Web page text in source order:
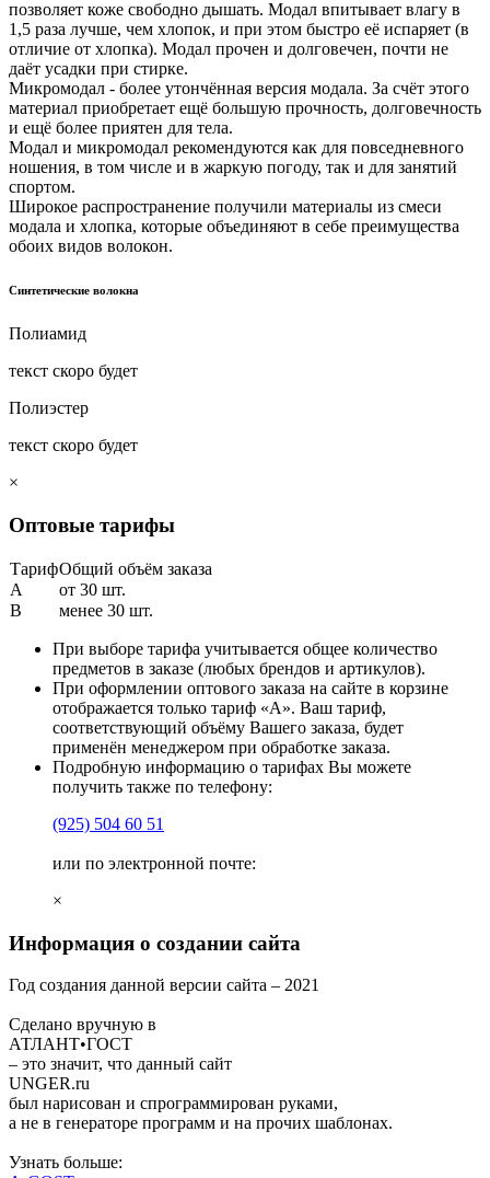
позволяет коже свободно дышать. Модал впитывает влагу в
1,5 раза лучше, чем хлопок, и при этом быстро её испаряет (в
отличие от хлопка). Модал прочен и долговечен, почти не
даёт усадки при стирке.
Микромодал - более утончённая версия модала. За счёт этого
материал приобретает ещё большую прочность, долговечность
и ещё более приятен для тела.
Модал и микромодал рекомендуются как для повседневного
ношения, в том числе и в жаркую погоду, так и для занятий
спортом.
Широкое распространение получили материалы из смеси
модала и хлопка, которые объединяют в себе преимущества
обоих видов волокон.
Синтетические волокна
Полиамид
текст скоро будет
Полиэстер
текст скоро будет
×
Оптовые тарифы
ТарифОбщий объём заказа
A
от 30 шт.
B
менее 30 шт.
При выборе тарифа учитывается общее количество
предметов в заказе (любых брендов и артикулов).
При оформлении оптового заказа на сайте в корзине
отображается только тариф «А». Ваш тариф,
соответствующий объёму Вашего заказа, будет
применён менеджером при обработке заказа.
Подробную информацию о тарифах Вы можете
получить также по телефону:
(925) 504 60 51
или по электронной почте:
×
Информация о создании сайта
Год создания данной версии сайта – 2021
Сделано вручную в
АТЛАНТ•ГОСТ
– это значит, что данный сайт
UNGER.ru
был нарисован и спрограммирован руками,
а не в генераторе программ и на прочих шаблонах.
Узнать больше: